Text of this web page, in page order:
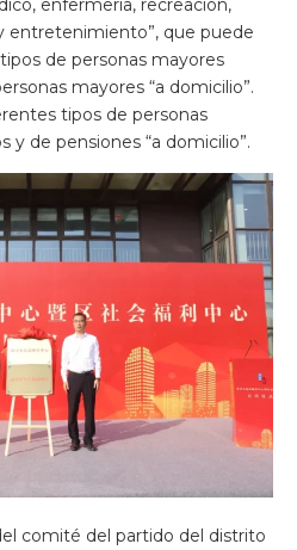
entretenimiento”, que puede
de personas mayores
mayores “a domicilio”.
tipos de personas
y de pensiones “a domicilio”.
comité del partido del distrito